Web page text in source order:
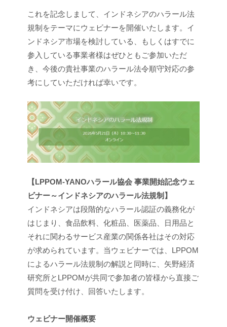
これを記念しまして、インドネシアのハラール法
規制をテーマにウェビナーを開催いたします。イ
ンドネシア市場を検討している、もしくはすでに
参入している事業者様はぜひともご参加いただ
き、今後の貴社事業のハラール法令順守対応の参
考にしていただければ幸いです。
【LPPOM-YANOハラール協会 事業開始記念ウェ
ビナー～インドネシアのハラール法規制】
インドネシアは段階的なハラール認証の義務化が
はじまり、食品飲料、化粧品、医薬品、日用品と
それに関わるサービス産業の関係各社はその対応
が求められています。当ウェビナーでは、LPPOM
によるハラール法規制の解説と同時に、矢野経済
研究所とLPPOMが共同で参加者の皆様から直接ご
質問を受け付け、回答いたします。
ウェビナー開催概要